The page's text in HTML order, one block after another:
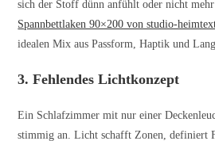
sich der Stoff dünn anfühlt oder nicht
Spannbettlaken 90×200 von studio-
idealen Mix aus Passform, Haptik und
3. Fehlendes Lichtkonzept
Ein Schlafzimmer mit nur einer
stimmig an. Licht schafft Zonen, definiert